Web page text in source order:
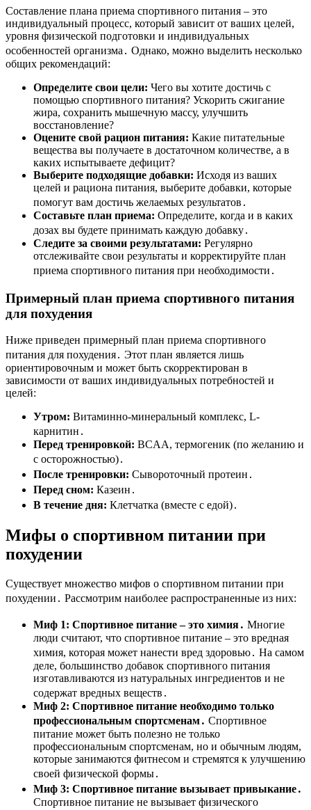
Составление плана приема спортивного питания – это
индивидуальный процесс, который зависит от ваших целей,
уровня физической подготовки и индивидуальных
особенностей организма․ Однако, можно выделить несколько
общих рекомендаций:
Определите свои цели: Чего вы хотите достичь с
помощью спортивного питания? Ускорить сжигание
жира, сохранить мышечную массу, улучшить
восстановление?
Оцените свой рацион питания: Какие питательные
вещества вы получаете в достаточном количестве, а в
каких испытываете дефицит?
Выберите подходящие добавки: Исходя из ваших
целей и рациона питания, выберите добавки, которые
помогут вам достичь желаемых результатов․
Составьте план приема: Определите, когда и в каких
дозах вы будете принимать каждую добавку․
Следите за своими результатами: Регулярно
отслеживайте свои результаты и корректируйте план
приема спортивного питания при необходимости․
Примерный план приема спортивного питания
для похудения
Ниже приведен примерный план приема спортивного
питания для похудения․ Этот план является лишь
ориентировочным и может быть скорректирован в
зависимости от ваших индивидуальных потребностей и
целей:
Утром: Витаминно-минеральный комплекс, L-
карнитин․
Перед тренировкой: BCAA, термогеник (по желанию и
с осторожностью)․
После тренировки: Сывороточный протеин․
Перед сном: Казеин․
В течение дня: Клетчатка (вместе с едой)․
Мифы о спортивном питании при
похудении
Существует множество мифов о спортивном питании при
похудении․ Рассмотрим наиболее распространенные из них:
Миф 1: Спортивное питание – это химия․ Многие
люди считают, что спортивное питание – это вредная
химия, которая может нанести вред здоровью․ На самом
деле, большинство добавок спортивного питания
изготавливаются из натуральных ингредиентов и не
содержат вредных веществ․
Миф 2: Спортивное питание необходимо только
профессиональным спортсменам․ Спортивное
питание может быть полезно не только
профессиональным спортсменам, но и обычным людям,
которые занимаются фитнесом и стремятся к улучшению
своей физической формы․
Миф 3: Спортивное питание вызывает привыкание․
Спортивное питание не вызывает физического